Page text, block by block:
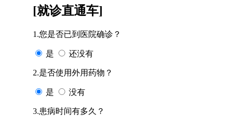
[就诊直通车]
1.您是否已到医院确诊？
是 还没有
2.是否使用外用药物？
是 没有
3.患病时间有多久？